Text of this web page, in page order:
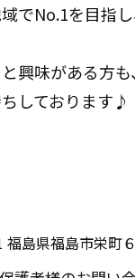
でNo.1を目指
興味がある方
しております♪
福島県福島市栄町